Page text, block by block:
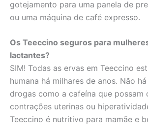
gotejamento para uma panela de
ou uma máquina de café expresso.
Os Teeccino seguros para
lactantes?
SIM! Todas as ervas em Teeccino
humana há milhares de anos. Não
drogas como a cafeína que possam
contrações uterinas ou
Teeccino é nutritivo para mamãe e